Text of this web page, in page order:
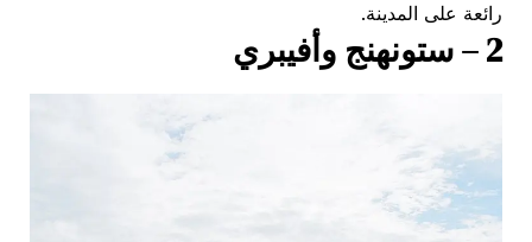
رائعة على المدينة.
2 – ستونهنج وأفيبري